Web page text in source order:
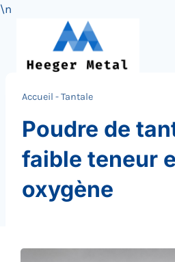
\n
content
Accueil -Tantale
Poudre de
faible teneur
oxygène